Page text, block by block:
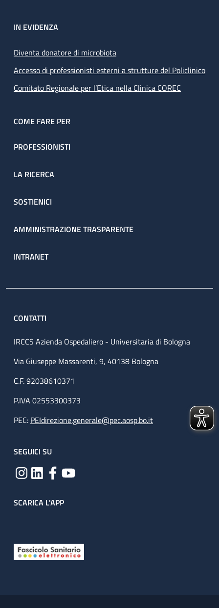
IN EVIDENZA
Diventa donatore di microbiota
Accesso di professionisti esterni a strutture del Policlinico
Comitato Regionale per l’Etica nella Clinica COREC
COME FARE PER
PROFESSIONISTI
LA RICERCA
SOSTIENICI
AMMINISTRAZIONE TRASPARENTE
INTRANET
CONTATTI
IRCCS Azienda Ospedaliero - Universitaria di Bologna
Via Giuseppe Massarenti, 9, 40138 Bologna
C.F. 92038610371
P.IVA 02553300373
PEC: PEIdirezione.generale@pec.aosp.bo.it
SEGUICI SU
SCARICA L'APP